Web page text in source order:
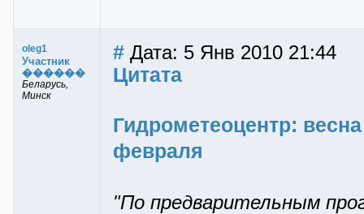
oleg1
Участник
������
Беларусь,
Минск
# Дата: 5 Янв 2010 21:44
Цитата
Гидрометеоцентр:
февраля
"По предварительным